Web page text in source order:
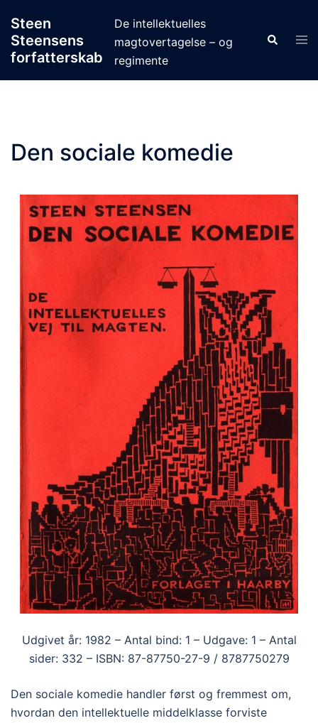
content
Steen
Steensens
forfatterskab
De intellektuelles
magtovertagelse – og
regimente
Search
Den sociale komedie
Udgivet år: 1982 – Antal bind: 1 – Udgave: 1 – Antal
sider: 332 – ISBN: 87-87750-27-9 / 8787750279
Den sociale komedie handler først og fremmest om,
hvordan den intellektuelle middelklasse forviste